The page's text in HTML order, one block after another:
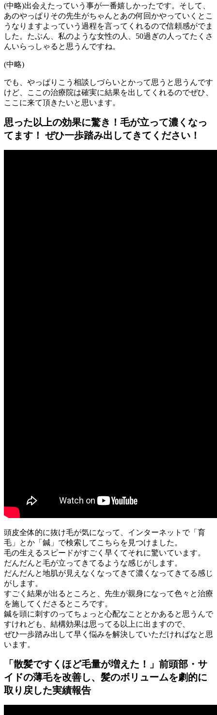
(中略)出会えたっていう事が一番嬉しかったです。そして、
あのやっぱりその先生がちゃんとあの何回かやっていくとこ
うなりますよっていう過程を言ってくれるので信頼感がでま
した。たぶん、私のような女性の人、50過ぎの人ってたくさ
んいらっしゃると思うんですね。
(中略)
でも、やっぱりこう相談しづらいとかって思うと思うんです
けど、ここの治療院は確実に結果を出してくれるのでぜひ、
ここに来て頂きたいと思います。
思った以上の効果に驚き！毛が立って濃くなっ
てます！ ぜひ一歩踏み出してきてください！
頭皮全体的に抜け毛が気になって、インターネットで「育
毛」とか「鍼」で検索してこちらを見つけました。
毛の生えるスピードがすごく早くてそれに驚いています。
だんだんと毛が立ってきてるような感じがします。
だんだんと地肌が見えなくなってきて濃くなってきてる感じ
がします。
すごく結果が出るところと、先生が親身になって色々と治療
を施してくださるところです。
鍼を頭に刺すのってちょっと心配なこととかあると思うんで
すけれども、結構効果は思ってる以上に出ますので、
ぜひ一歩踏み出して早く悩みを解決していただければなと思
います。
「散髪ですくほど毛量が増えた！」前頭部・サ
イドの薄毛を改善し、髪のボリュームを劇的に
取り戻した実績報告